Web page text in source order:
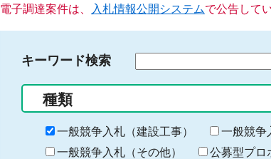
電子調達案件は、 入札情報公開システムで公告して
キーワード検索
る
キ
ー
種類
一般競争入札（建設工事） 一般競争
一般競争入札（その他）
公募型プロ